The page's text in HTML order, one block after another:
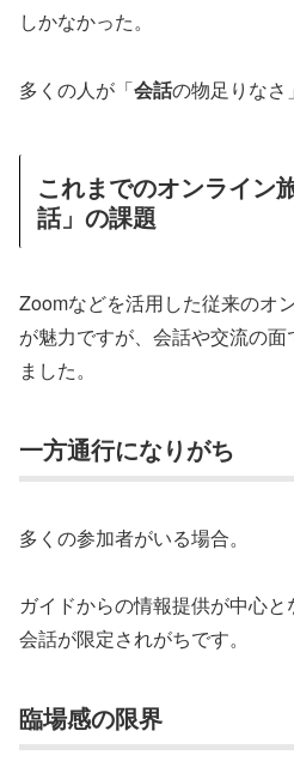
しかなかった。
多くの人が「会話の物足りなさ
これまでのオンライン
話」の課題
Zoomなどを活用した従来のオ
が魅力ですが、会話や交流の
ました。
一方通行になりがち
多くの参加者がいる場合。
ガイドからの情報提供が中心
会話が限定されがちです。
臨場感の限界